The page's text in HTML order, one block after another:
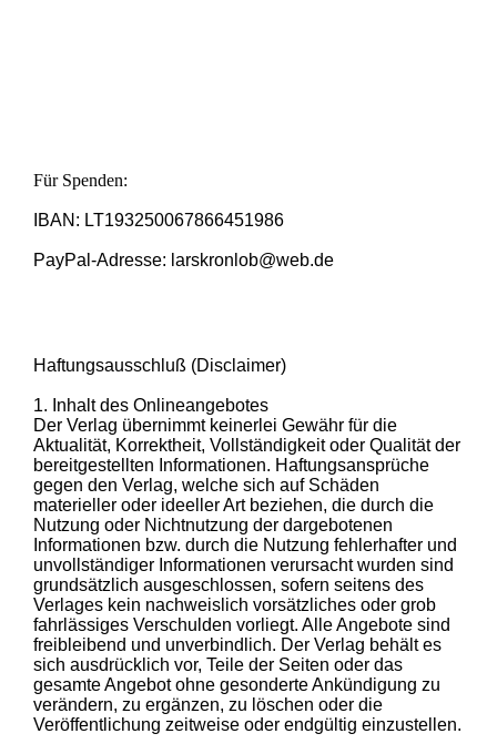
Für Spenden:
IBAN: LT193250067866451986
PayPal-Adresse: larskronlob@web.de
Haftungsausschluß (Disclaimer)
1. Inhalt des Onlineangebotes
Der Verlag übernimmt keinerlei Gewähr für die
Aktualität, Korrektheit, Vollständigkeit oder Qualität der
bereitgestellten Informationen. Haftungsansprüche
gegen den Verlag, welche sich auf Schäden
materieller oder ideeller Art beziehen, die durch die
Nutzung oder Nichtnutzung der dargebotenen
Informationen bzw. durch die Nutzung fehlerhafter und
unvollständiger Informationen verursacht wurden sind
grundsätzlich ausgeschlossen, sofern seitens des
Verlages kein nachweislich vorsätzliches oder grob
fahrlässiges Verschulden vorliegt. Alle Angebote sind
freibleibend und unverbindlich. Der Verlag behält es
sich ausdrücklich vor, Teile der Seiten oder das
gesamte Angebot ohne gesonderte Ankündigung zu
verändern, zu ergänzen, zu löschen oder die
Veröffentlichung zeitweise oder endgültig einzustellen.